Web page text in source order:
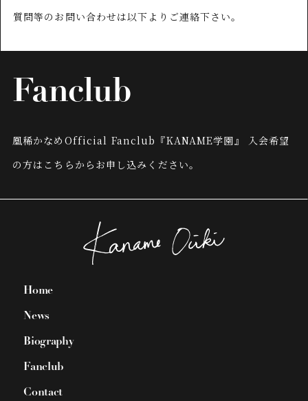
質問等のお問い合わせは以下よりご連絡下さい。
Fanclub
凰稀かなめOfficial Fanclub『KANAME学園』
入会希望
の方はこちらからお申し込みください。
Home
News
Biography
Fanclub
Contact